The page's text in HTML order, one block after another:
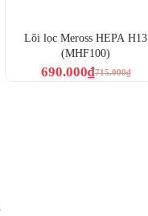
Lõi lọc Meross HEPA H13
(MHF100)
715.000₫
690.000₫